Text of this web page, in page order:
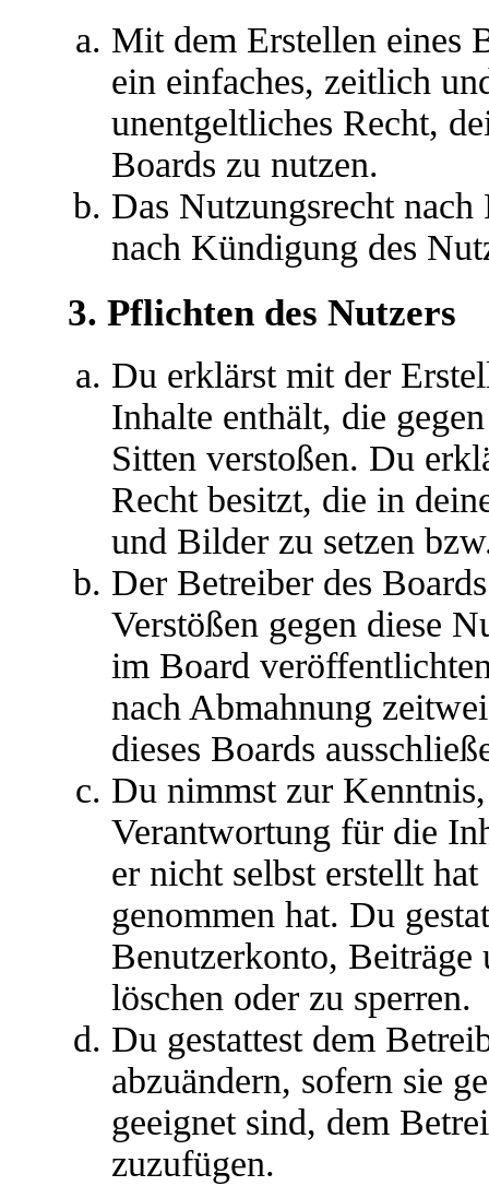
Mit dem Erstellen eines
ein einfaches, zeitlich
unentgeltliches Recht,
Boards zu nutzen.
Das Nutzungsrecht
nach Kündigung des
3. Pflichten des Nutzers
Du erklärst mit der
Inhalte enthält, die
Sitten verstoßen. Du
Recht besitzt, die in
und Bilder zu setzen
Der Betreiber des
Verstößen gegen diese
im Board
nach Abmahnung
dieses Boards
Du nimmst zur
Verantwortung für die
er nicht selbst erstellt
genommen hat. Du
Benutzerkonto,
löschen oder zu sperren.
Du gestattest dem
abzuändern, sofern sie
geeignet sind, dem
zuzufügen.